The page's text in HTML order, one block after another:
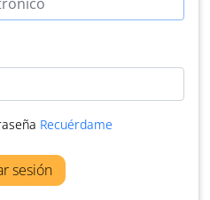
Recuérdame
sesión